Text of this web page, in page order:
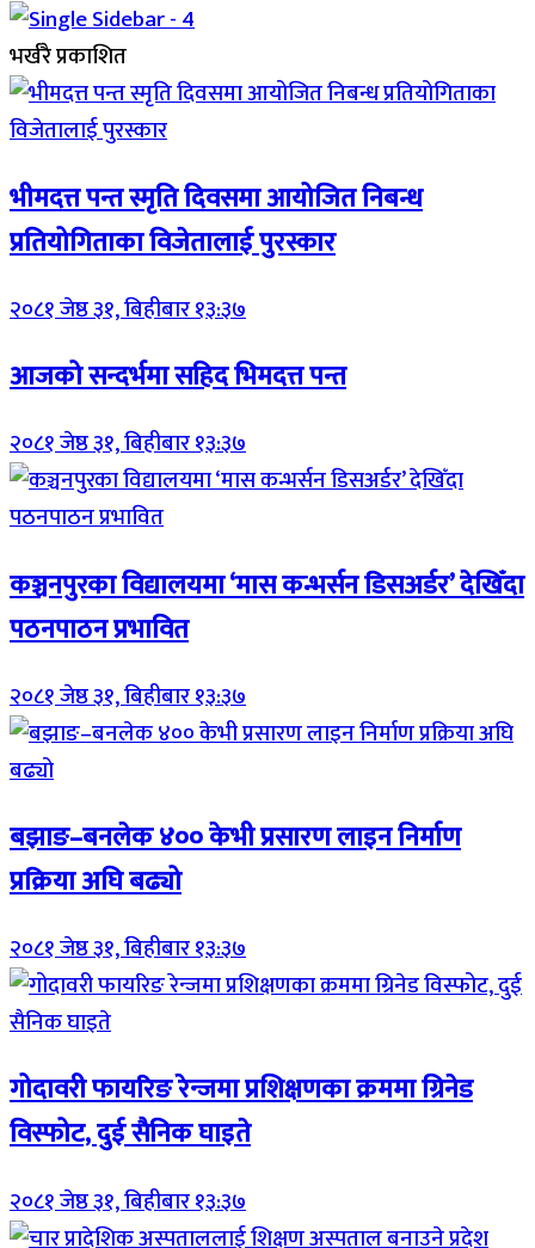
भर्खरै प्रकाशित
भीमदत्त पन्त स्मृति दिवसमा आयोजित निबन्ध
प्रतियोगिताका विजेतालाई पुरस्कार
२०८१ जेष्ठ ३१, बिहीबार १३:३७
आजको सन्दर्भमा सहिद भिमदत्त पन्त
२०८१ जेष्ठ ३१, बिहीबार १३:३७
कञ्चनपुरका विद्यालयमा ‘मास कन्भर्सन डिसअर्डर’ देखिँदा
पठनपाठन प्रभावित
२०८१ जेष्ठ ३१, बिहीबार १३:३७
बझाङ–बनलेक ४०० केभी प्रसारण लाइन निर्माण
प्रक्रिया अघि बढ्यो
२०८१ जेष्ठ ३१, बिहीबार १३:३७
गोदावरी फायरिङ रेन्जमा प्रशिक्षणका क्रममा ग्रिनेड
विस्फोट, दुई सैनिक घाइते
२०८१ जेष्ठ ३१, बिहीबार १३:३७